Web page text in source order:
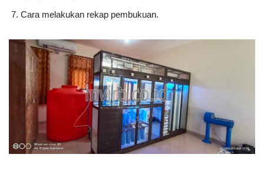
Cara melakukan rekap pembukuan.